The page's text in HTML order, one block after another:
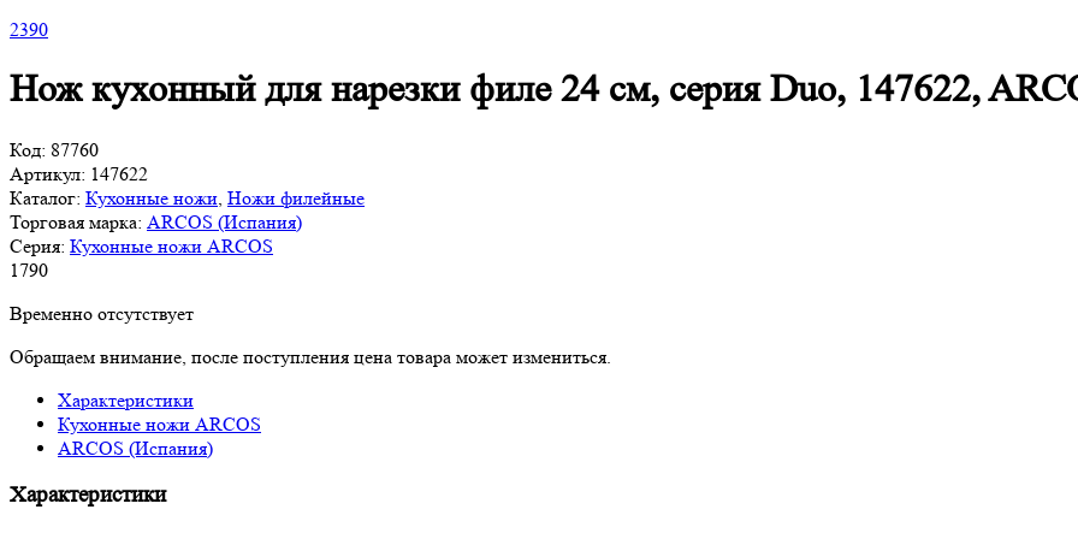
2390
Нож кухонный для нарезки филе 24 см, серия Duo, 147622,
Код: 87760
Артикул: 147622
Каталог: Кухонные ножи Ножи филейные
Торговая марка: ARCOS (Испания)
Серия: Кухонные ножи ARCOS
1790
Временно отсутствует
Обращаем внимание, после поступления цена товара может измениться.
Характеристики
Кухонные ножи ARCOS
ARCOS (Испания)
Характеристики